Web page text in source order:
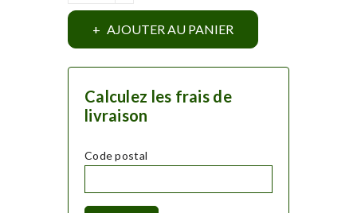
AJOUTER AU PANIER
Calculez les frais de
livraison
Code postal